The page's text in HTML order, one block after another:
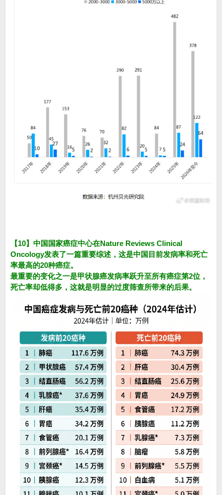
【10】中国国家癌症中心在Nature Reviews Clinical
Oncology发表了一篇重要综述，这是中国目前发病率和死亡
率最高的20种癌症。
最重要的变化之一是甲状腺癌发病率跃升至所有癌症第2位，
死亡率却低得多，这就是明显的过度筛查所带来的后果。